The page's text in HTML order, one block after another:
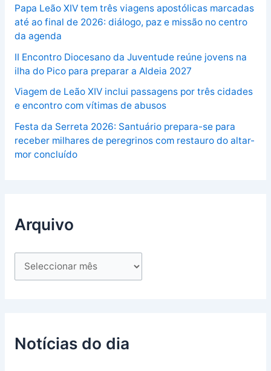
Papa Leão XIV tem três viagens apostólicas marcadas
até ao final de 2026: diálogo, paz e missão no centro
da agenda
II Encontro Diocesano da Juventude reúne jovens na
ilha do Pico para preparar a Aldeia 2027
Viagem de Leão XIV inclui passagens por três cidades
e encontro com vítimas de abusos
Festa da Serreta 2026: Santuário prepara-se para
receber milhares de peregrinos com restauro do altar-
mor concluído
Arquivo
Notícias do dia